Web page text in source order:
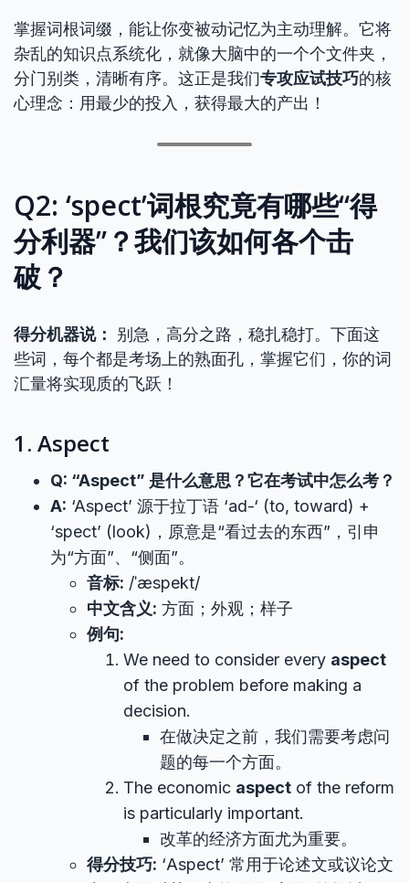
掌握词根词缀，能让你变被动记忆为主动理解。它将
杂乱的知识点系统化，就像大脑中的一个个文件夹，
分门别类，清晰有序。这正是我们专攻应试技巧的核
心理念：用最少的投入，获得最大的产出！
Q2: ‘spect’词根究竟有哪些“得
分利器”？我们该如何各个击
破？
得分机器说：
别急，高分之路，稳扎稳打。下面这
些词，每个都是考场上的熟面孔，掌握它们，你的词
汇量将实现质的飞跃！
1. Aspect
Q: “Aspect” 是什么意思？它在考试中怎么考？
A: ‘Aspect’ 源于拉丁语 ‘ad-‘ (to, toward) +
‘spect’ (look)，原意是“看过去的东西”，引申
为“方面”、“侧面”。
音标: /ˈæspekt/
中文含义: 方面；外观；样子
例句:
We need to consider every aspect
of the problem before making a
decision.
在做决定之前，我们需要考虑问
题的每一个方面。
The economic aspect of the reform
is particularly important.
改革的经济方面尤为重要。
得分技巧: ‘Aspect’ 常用于论述文或议论文